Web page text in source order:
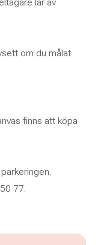
om du målat
finns att köpa
77.